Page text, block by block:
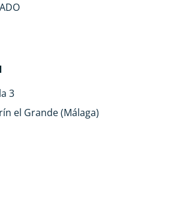
3
el Grande (Málaga)